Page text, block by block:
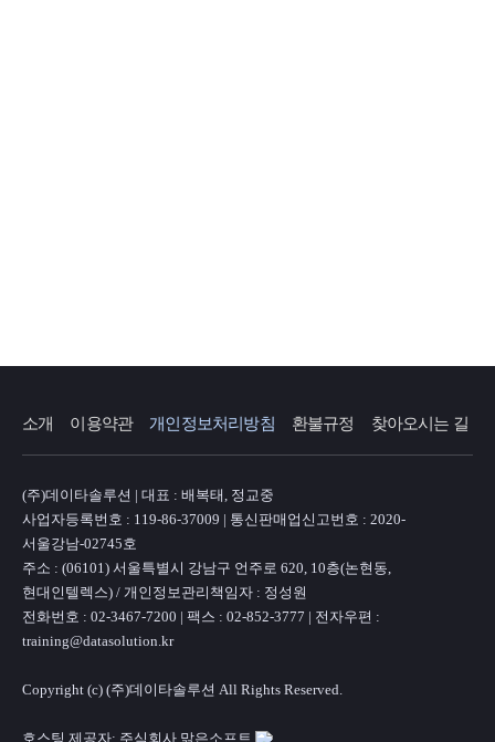
소개 이용약관 개인정보처리방침 환불규정 찾아오시는 길
(주)데이타솔루션 | 대표 : 배복태, 정교중
사업자등록번호 : 119-86-37009 | 통신판매업신고번호 : 2020-
서울강남-02745호
주소 : (06101) 서울특별시 강남구 언주로 620, 10층(논현동,
현대인텔렉스) / 개인정보관리책임자 : 정성원
전화번호 : 02-3467-7200 | 팩스 : 02-852-3777 | 전자우편 :
training@datasolution.kr
Copyright (c) (주)데이타솔루션 All Rights Reserved.
호스팅 제공자: 주식회사 맑은소프트